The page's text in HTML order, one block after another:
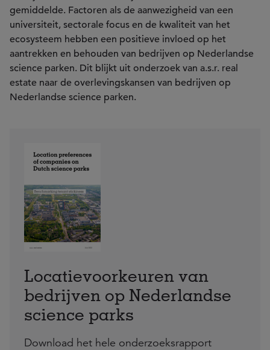
gemiddelde. Factoren als de aanwezigheid van een
universiteit, sectorale focus en de kwaliteit van het
ecosysteem hebben een positieve invloed op het
aantrekken en behouden van bedrijven op Nederlandse
science parken. Dit blijkt uit onderzoek van a.s.r. real
estate naar de overlevingskansen van bedrijven op
Nederlandse science parken.
Locatievoorkeuren van
bedrijven op Nederlandse
science parks
Download het hele onderzoeksrapport